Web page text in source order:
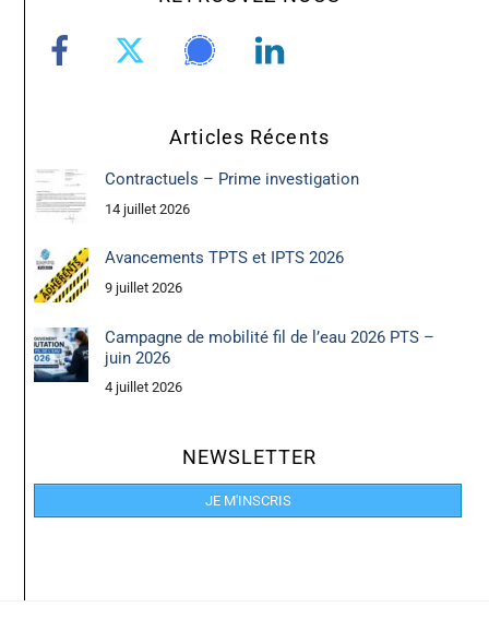
Articles Récents
Contractuels – Prime investigation
14 juillet 2026
Avancements TPTS et IPTS 2026
9 juillet 2026
Campagne de mobilité fil de l’eau 2026 PTS –
juin 2026
4 juillet 2026
NEWSLETTER
JE M'INSCRIS